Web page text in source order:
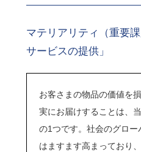
マテリアリティ（重要
サービスの提供」
お客さまの物品の価値を
実にお届けすることは、
の1つです。社会のグロ
はますます高まっており